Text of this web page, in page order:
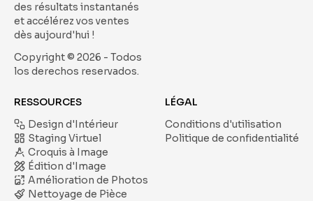
des résultats instantanés
et accélérez vos ventes
dès aujourd'hui !
Copyright © 2026 - Todos
los derechos reservados.
RESSOURCES
Design d'Intérieur
Staging Virtuel
Croquis à Image
Édition d'Image
Amélioration de Photos
Nettoyage de Pièce
LÉGAL
Conditions d'utilisation
Politique de confidentialité